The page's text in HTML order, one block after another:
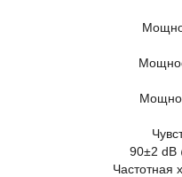
90±2 dB
Частотная